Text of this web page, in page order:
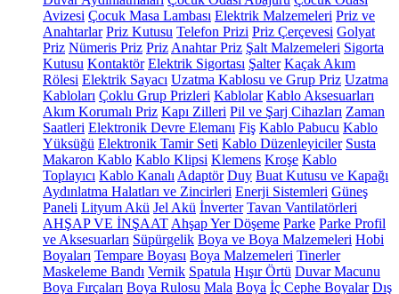
Avizesi Çocuk Masa Lambası Elektrik Malzemeleri Priz ve
Anahtarlar Priz Kutusu Telefon Prizi Priz Çerçevesi Golyat
Priz Nümeris Priz Priz Anahtar Priz Şalt Malzemeleri Sigorta
Kutusu Kontaktör Elektrik Sigortası Şalter Kaçak Akım
Rölesi Elektrik Sayacı Uzatma Kablosu ve Grup Priz Uzatma
Kabloları Çoklu Grup Prizleri Kablolar Kablo Aksesuarları
Akım Korumalı Priz Kapı Zilleri Pil ve Şarj Cihazları Zaman
Saatleri Elektronik Devre Elemanı Fiş Kablo Pabucu Kablo
Yüksüğü Elektronik Tamir Seti Kablo Düzenleyiciler Susta
Makaron Kablo Kablo Klipsi Klemens Kroşe Kablo
Toplayıcı Kablo Kanalı Adaptör Duy Buat Kutusu ve Kapağı
Aydınlatma Halatları ve Zincirleri Enerji Sistemleri Güneş
Paneli Lityum Akü Jel Akü İnverter Tavan Vantilatörleri
AHŞAP VE İNŞAAT Ahşap Yer Döşeme Parke Parke Profil
ve Aksesuarları Süpürgelik Boya ve Boya Malzemeleri Hobi
Boyaları Tempare Boyası Boya Malzemeleri Tinerler
Maskeleme Bandı Vernik Spatula Hışır Örtü Duvar Macunu
Boya Fırçaları Boya Rulosu Mala Boya İç Cephe Boyalar Dış